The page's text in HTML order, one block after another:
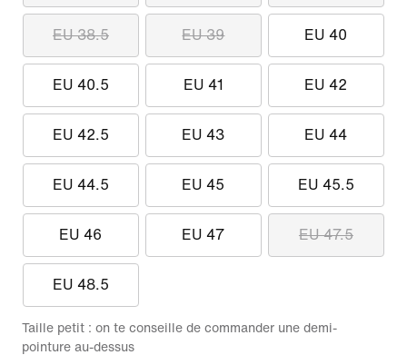
EU 38.5 EU 39 EU 40
EU 40.5 EU 41 EU 42
EU 42.5 EU 43 EU 44
EU 44.5 EU 45 EU 45.5
EU 46 EU 47 EU 47.5
EU 48.5
Taille petit : on te conseille de commander une demi-
pointure au-dessus